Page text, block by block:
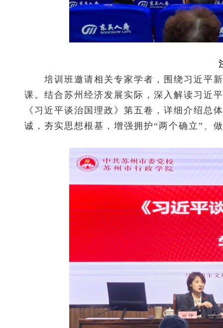
培训班邀请相关专家学者，围绕习近平新
课。结合苏州经济发展实际，深入解读习近
《习近平谈治国理政》第五卷，详细介绍总
诚，夯实思想根基，增强拥护“两个确立”、